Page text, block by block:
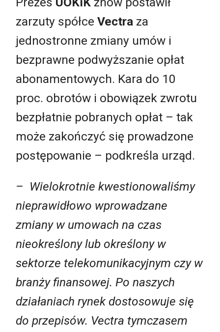
zarzuty spółce Vectra za
jednostronne zmiany umów i
bezprawne podwyższanie opłat
abonamentowych. Kara do 10
proc. obrotów i obowiązek zwrotu
bezpłatnie pobranych opłat – tak
może zakończyć się prowadzone
postępowanie – podkreśla urząd.
– Wielokrotnie kwestionowaliśmy
nieprawidłowo wprowadzane
zmiany w umowach na czas
nieokreślony lub określony w
sektorze telekomunikacyjnym czy w
branży finansowej. Po naszych
działaniach rynek dostosowuje się
do przepisów. Vectra tymczasem